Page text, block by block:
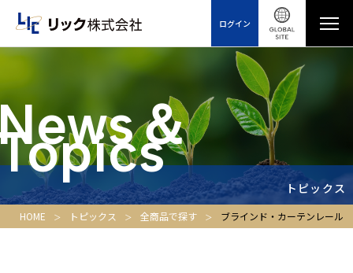
ログイン
＆
トピックス
HOME トピックス 全商品で探す ブラインド・カーテンレール